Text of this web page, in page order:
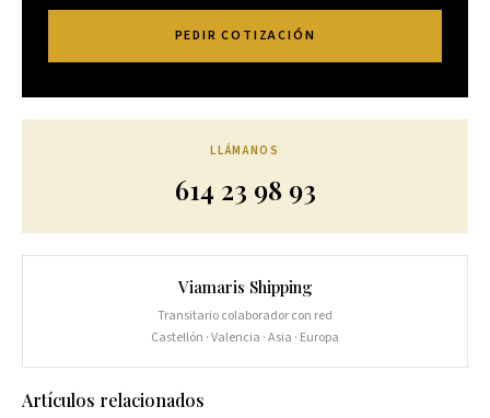
PEDIR COTIZACIÓN
LLÁMANOS
614 23 98 93
Viamaris Shipping
Transitario colaborador con red
Castellón · Valencia · Asia · Europa
Artículos relacionados